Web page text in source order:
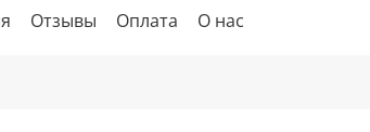
Отзывы Оплата О нас